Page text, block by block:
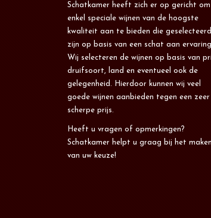
Schatkamer heeft zich er op gericht om
enkel speciale wijnen van de hoogste
kwaliteit aan te bieden die geselecteerd
zijn op basis van een schat aan
Wij selecteren de wijnen op basis van
druifsoort, land en eventueel ook de
gelegenheid. Hierdoor kunnen wij veel
goede wijnen aanbieden tegen een zeer
scherpe prijs.
Heeft u vragen of opmerkingen?
Schatkamer helpt u graag bij het maken
van uw keuze!